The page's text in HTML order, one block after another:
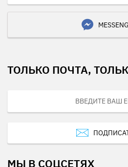
ТОЛЬКО ПОЧТА,
МЫ В СОЦСЕТЯХ